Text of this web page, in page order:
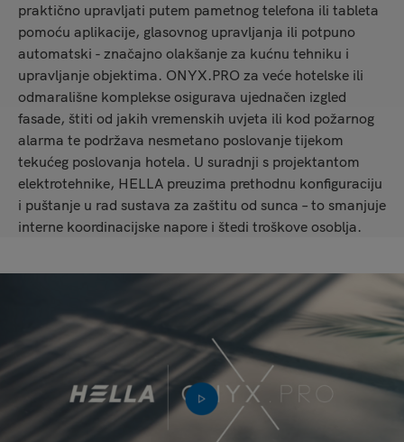
praktično upravljati putem pametnog telefona ili tableta
pomoću aplikacije, glasovnog upravljanja ili potpuno
automatski - značajno olakšanje za kućnu tehniku i
upravljanje objektima. ONYX.PRO za veće hotelske ili
odmarališne komplekse osigurava ujednačen izgled
fasade, štiti od jakih vremenskih uvjeta ili kod požarnog
alarma te podržava nesmetano poslovanje tijekom
tekućeg poslovanja hotela. U suradnji s projektantom
elektrotehnike, HELLA preuzima prethodnu konfiguraciju
i puštanje u rad sustava za zaštitu od sunca – to smanjuje
interne koordinacijske napore i štedi troškove osoblja.